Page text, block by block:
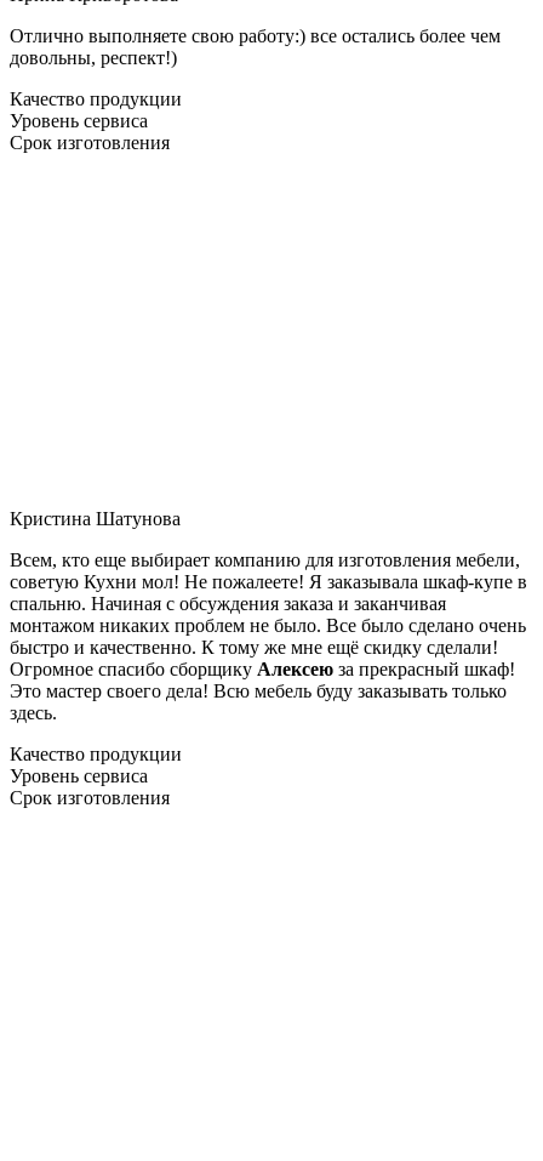
Отлично выполняете свою работу:) все остались более чем
довольны, респект!)
Качество продукции
Уровень сервиса
Срок изготовления
Кристина Шатунова
Всем, кто еще выбирает компанию для изготовления мебели,
советую Кухни мол! Не пожалеете! Я заказывала шкаф-купе в
спальню. Начиная с обсуждения заказа и заканчивая
монтажом никаких проблем не было. Все было сделано очень
быстро и качественно. К тому же мне ещё скидку сделали!
Огромное спасибо сборщику Алексею за прекрасный шкаф!
Это мастер своего дела! Всю мебель буду заказывать только
здесь.
Качество продукции
Уровень сервиса
Срок изготовления